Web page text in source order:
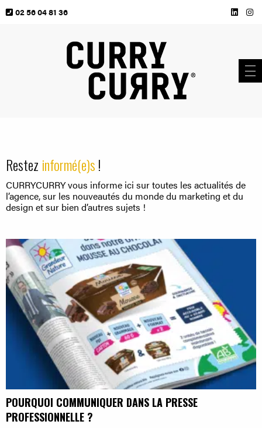
02 56 04 81 36
Restez informé(e)s!
CURRYCURRY vous informe ici sur toutes les actualités de
l’agence, sur les nouveautés du monde du marketing et du
design et sur bien d’autres sujets !
POURQUOI COMMUNIQUER DANS LA PRESSE
PROFESSIONNELLE ?